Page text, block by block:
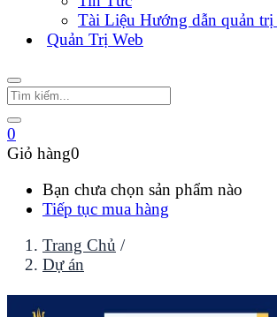
Tài Liệu Hướng dẫn quản trị
Quản Trị Web
0
Giỏ hàng0
Bạn chưa chọn sản phẩm nào
Tiếp tục mua hàng
Trang Chủ /
Dự án